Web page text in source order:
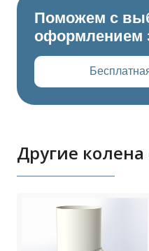
Поможем с
оформлением
Другие